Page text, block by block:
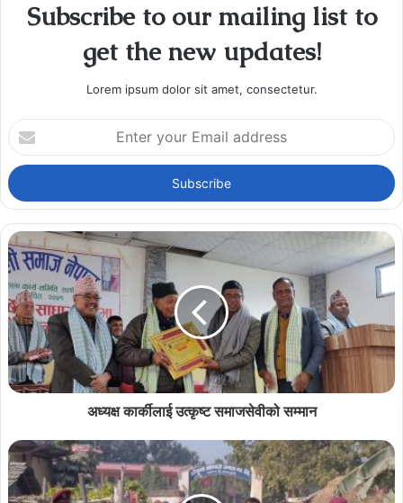
Subscribe to our mailing list to
get the new updates!
Lorem ipsum dolor sit amet, consectetur.
Enter
your
Email
address
अध्यक्ष कार्कीलाई उत्कृष्ट समाजसेवीको सम्मान